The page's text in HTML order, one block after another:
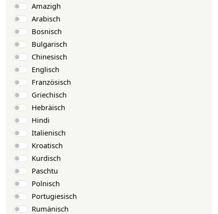
Amazigh
Arabisch
Bosnisch
Bulgarisch
Chinesisch
Englisch
Französisch
Griechisch
Hebräisch
Hindi
Italienisch
Kroatisch
Kurdisch
Paschtu
Polnisch
Portugiesisch
Rumänisch